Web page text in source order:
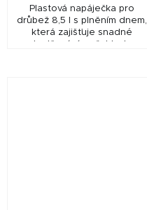
Plastová napáječka pro
drůbež 8,5 l s plněním dnem,
která zajišťuje snadné
doplňování a přehled o